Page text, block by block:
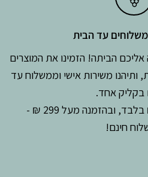
עד הבית
הביתה! הזמינו את המוצרים
ותיהנו משירות אישי וממשלוח עד
בקליק אחד.
עלות המשלוח היא 40 ₪ בלבד, ובהזמנה מעל 299 ₪ -
חינם!